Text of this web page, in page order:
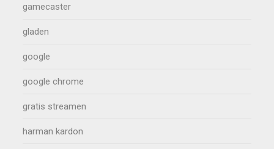
gamecaster
gladen
google
google chrome
gratis streamen
harman kardon